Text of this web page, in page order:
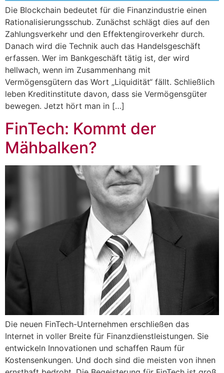
Die Blockchain bedeutet für die Finanzindustrie einen
Rationalisierungsschub. Zunächst schlägt dies auf den
Zahlungsverkehr und den Effektengiroverkehr durch.
Danach wird die Technik auch das Handelsgeschäft
erfassen. Wer im Bankgeschäft tätig ist, der wird
hellwach, wenn im Zusammenhang mit
Vermögensgütern das Wort „Liquidität“ fällt. Schließlich
leben Kreditinstitute davon, dass sie Vermögensgüter
bewegen. Jetzt hört man in […]
FinTech: Kommt der
Mähbalken?
Die neuen FinTech-Unternehmen erschließen das
Internet in voller Breite für Finanzdienstleistungen. Sie
entwickeln Innovationen und schaffen Raum für
Kostensenkungen. Und doch sind die meisten von ihnen